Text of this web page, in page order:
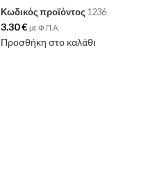
Κωδικός προϊόντος 1236
3.30€ με Φ.Π.Α.
Προσθήκη στο καλάθι